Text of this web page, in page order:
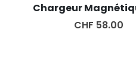
CHF 58.00